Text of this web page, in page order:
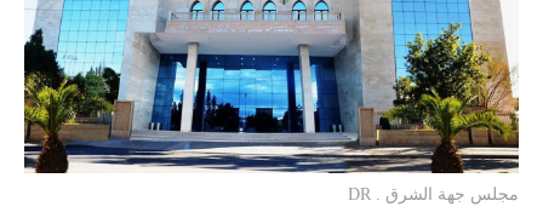
مجلس جهة الشرق . DR